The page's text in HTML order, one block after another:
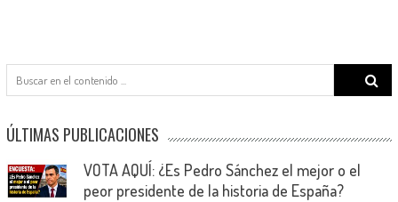
Search
for:
ÚLTIMAS PUBLICACIONES
VOTA AQUÍ: ¿Es Pedro Sánchez el mejor o el
peor presidente de la historia de España?